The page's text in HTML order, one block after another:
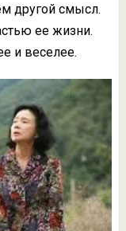
другой смысл.
ее жизни.
и веселее.